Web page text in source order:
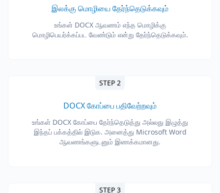
இலக்கு மொழியை தேர்ந்தெடுக்கவும்
உங்கள் DOCX ஆவணம் எந்த மொழிக்கு
மொழிபெயர்க்கப்பட வேண்டும் என்று தேர்ந்தெடுக்கவும்.
STEP 2
DOCX கோப்பை பதிவேற்றவும்
உங்கள் DOCX கோப்பை தேர்ந்தெடுத்து அல்லது இழுத்து
இந்தப் பக்கத்தில் இடுக. அனைத்து Microsoft Word
ஆவணங்களுடனும் இணக்கமானது.
STEP 3